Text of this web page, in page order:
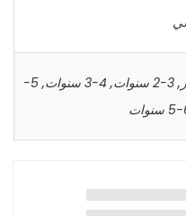
,3-2 سنوات ,4-3 سنوات ,
5-